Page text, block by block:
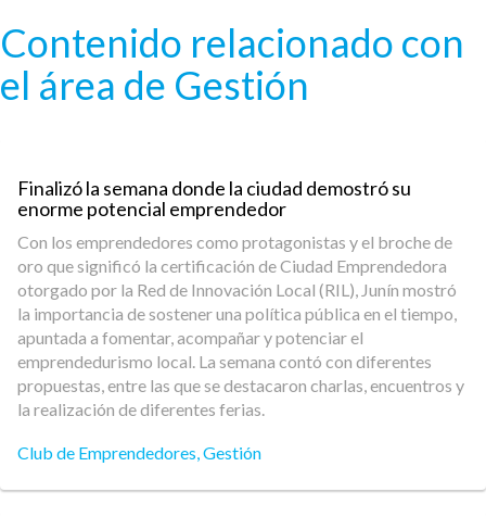
Contenido relacionado con
el área de Gestión
Finalizó la semana donde la ciudad demostró su
enorme potencial emprendedor
Con los emprendedores como protagonistas y el broche de
oro que significó la certificación de Ciudad Emprendedora
otorgado por la Red de Innovación Local (RIL), Junín mostró
la importancia de sostener una política pública en el tiempo,
apuntada a fomentar, acompañar y potenciar el
emprendedurismo local. La semana contó con diferentes
propuestas, entre las que se destacaron charlas, encuentros y
la realización de diferentes ferias.
Club de Emprendedores,Gestión